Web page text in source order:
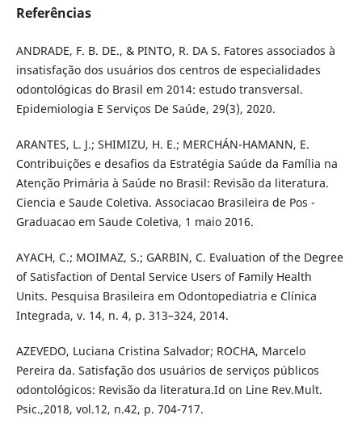
Referências
ANDRADE, F. B. DE., & PINTO, R. DA S. Fatores associados à
insatisfação dos usuários dos centros de especialidades
odontológicas do Brasil em 2014: estudo transversal.
Epidemiologia E Serviços De Saúde, 29(3), 2020.
ARANTES, L. J.; SHIMIZU, H. E.; MERCHÁN-HAMANN, E.
Contribuições e desafios da Estratégia Saúde da Família na
Atenção Primária à Saúde no Brasil: Revisão da literatura.
Ciencia e Saude Coletiva. Associacao Brasileira de Pos -
Graduacao em Saude Coletiva, 1 maio 2016.
AYACH, C.; MOIMAZ, S.; GARBIN, C. Evaluation of the Degree
of Satisfaction of Dental Service Users of Family Health
Units. Pesquisa Brasileira em Odontopediatria e Clínica
Integrada, v. 14, n. 4, p. 313–324, 2014.
AZEVEDO, Luciana Cristina Salvador; ROCHA, Marcelo
Pereira da. Satisfação dos usuários de serviços públicos
odontológicos: Revisão da literatura.Id on Line Rev.Mult.
Psic.,2018, vol.12, n.42, p. 704-717.